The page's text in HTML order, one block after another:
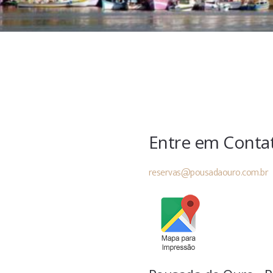
Entre em
reservas@pousadaouro.com.br